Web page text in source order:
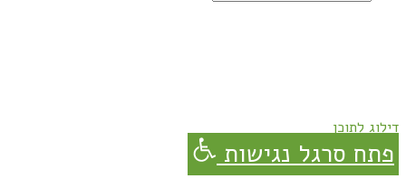
דילוג לתוכן
פתח סרגל נגישות